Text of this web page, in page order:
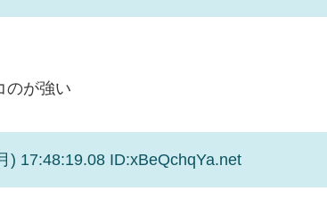
のが強い
) 17:48:19.08 ID:xBeQchqYa.net